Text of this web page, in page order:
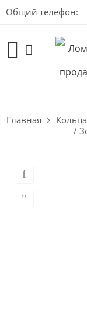
Общий телефон:
Главная
/